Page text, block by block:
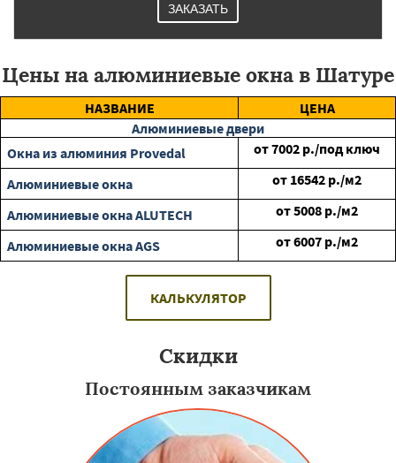
ЗАКАЗАТЬ
Цены на алюминиевые окна в Шатуре
НАЗВАНИЕ
ЦЕНА
Алюминиевые двери
Окна из алюминия Provedal
от7002 р./под ключ
Алюминиевые окна
от 16542 р./м2
Алюминиевые окна ALUTECH
от5008 р./м2
Алюминиевые окна AGS
от6007 р./м2
КАЛЬКУЛЯТОР
Скидки
Постоянным заказчикам